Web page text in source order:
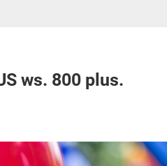
ws. 800 plus.